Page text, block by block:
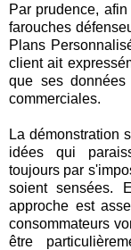
Par prudence,
farouches
Plans
client ait
que ses
commerciales.
La démonstration
idées qui
toujours par
soient sensées.
approche est
consommateurs
être